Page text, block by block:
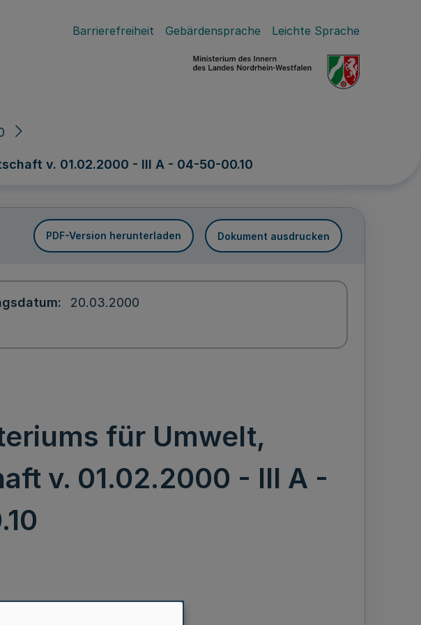
Barrierefreiheit Gebärdensprache Leichte Sprache
v. 01.02.2000 - III A - 04-50-00.10
PDF-Version herunterladen Dokument ausdrucken
20.03.2000
für Umwelt,
v. 01.02.2000 - III A -